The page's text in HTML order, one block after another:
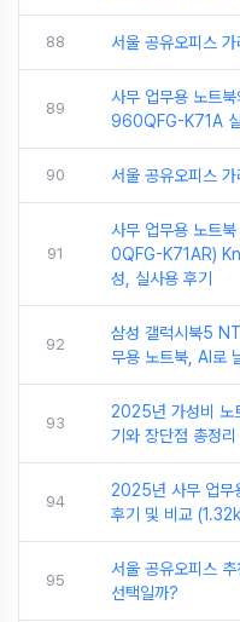
88 서울 공유오피스
89
사무 업무용 노트
960QFG-K71A 실
90 서울 공유오피스 가
91
사무 업무용 노트
0QFG-K71AR)
성, 실사용 후기
92
삼성 갤럭시북5
무용 노트북, AI로
93
2025년 가성비 노
기와 장단점 총정리
94
2025년 사무 업무
후기 및 비교
95
서울 공유오피스
선택일까?